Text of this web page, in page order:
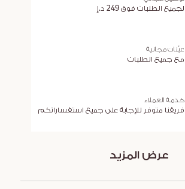
لجميع الطلبات فوق 249 د.إ
عيّنات مجانية
مع جميع الطلبات
خدمة العملاء
فريقنا متوفر للإجابة على جميع استفساراتكم
عرض المزيد